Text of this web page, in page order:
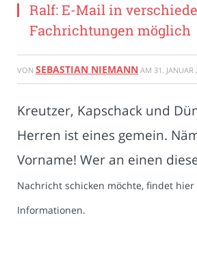
Ralf: E-Mail in
Fachrichtungen möglich
VON SEBASTIAN NIEMANN AM 31. JANUAR
Kreutzer, Kapschack und
Herren ist eines gemein.
Vorname! Wer an einen
Nachricht schicken möchte, findet
Informationen.